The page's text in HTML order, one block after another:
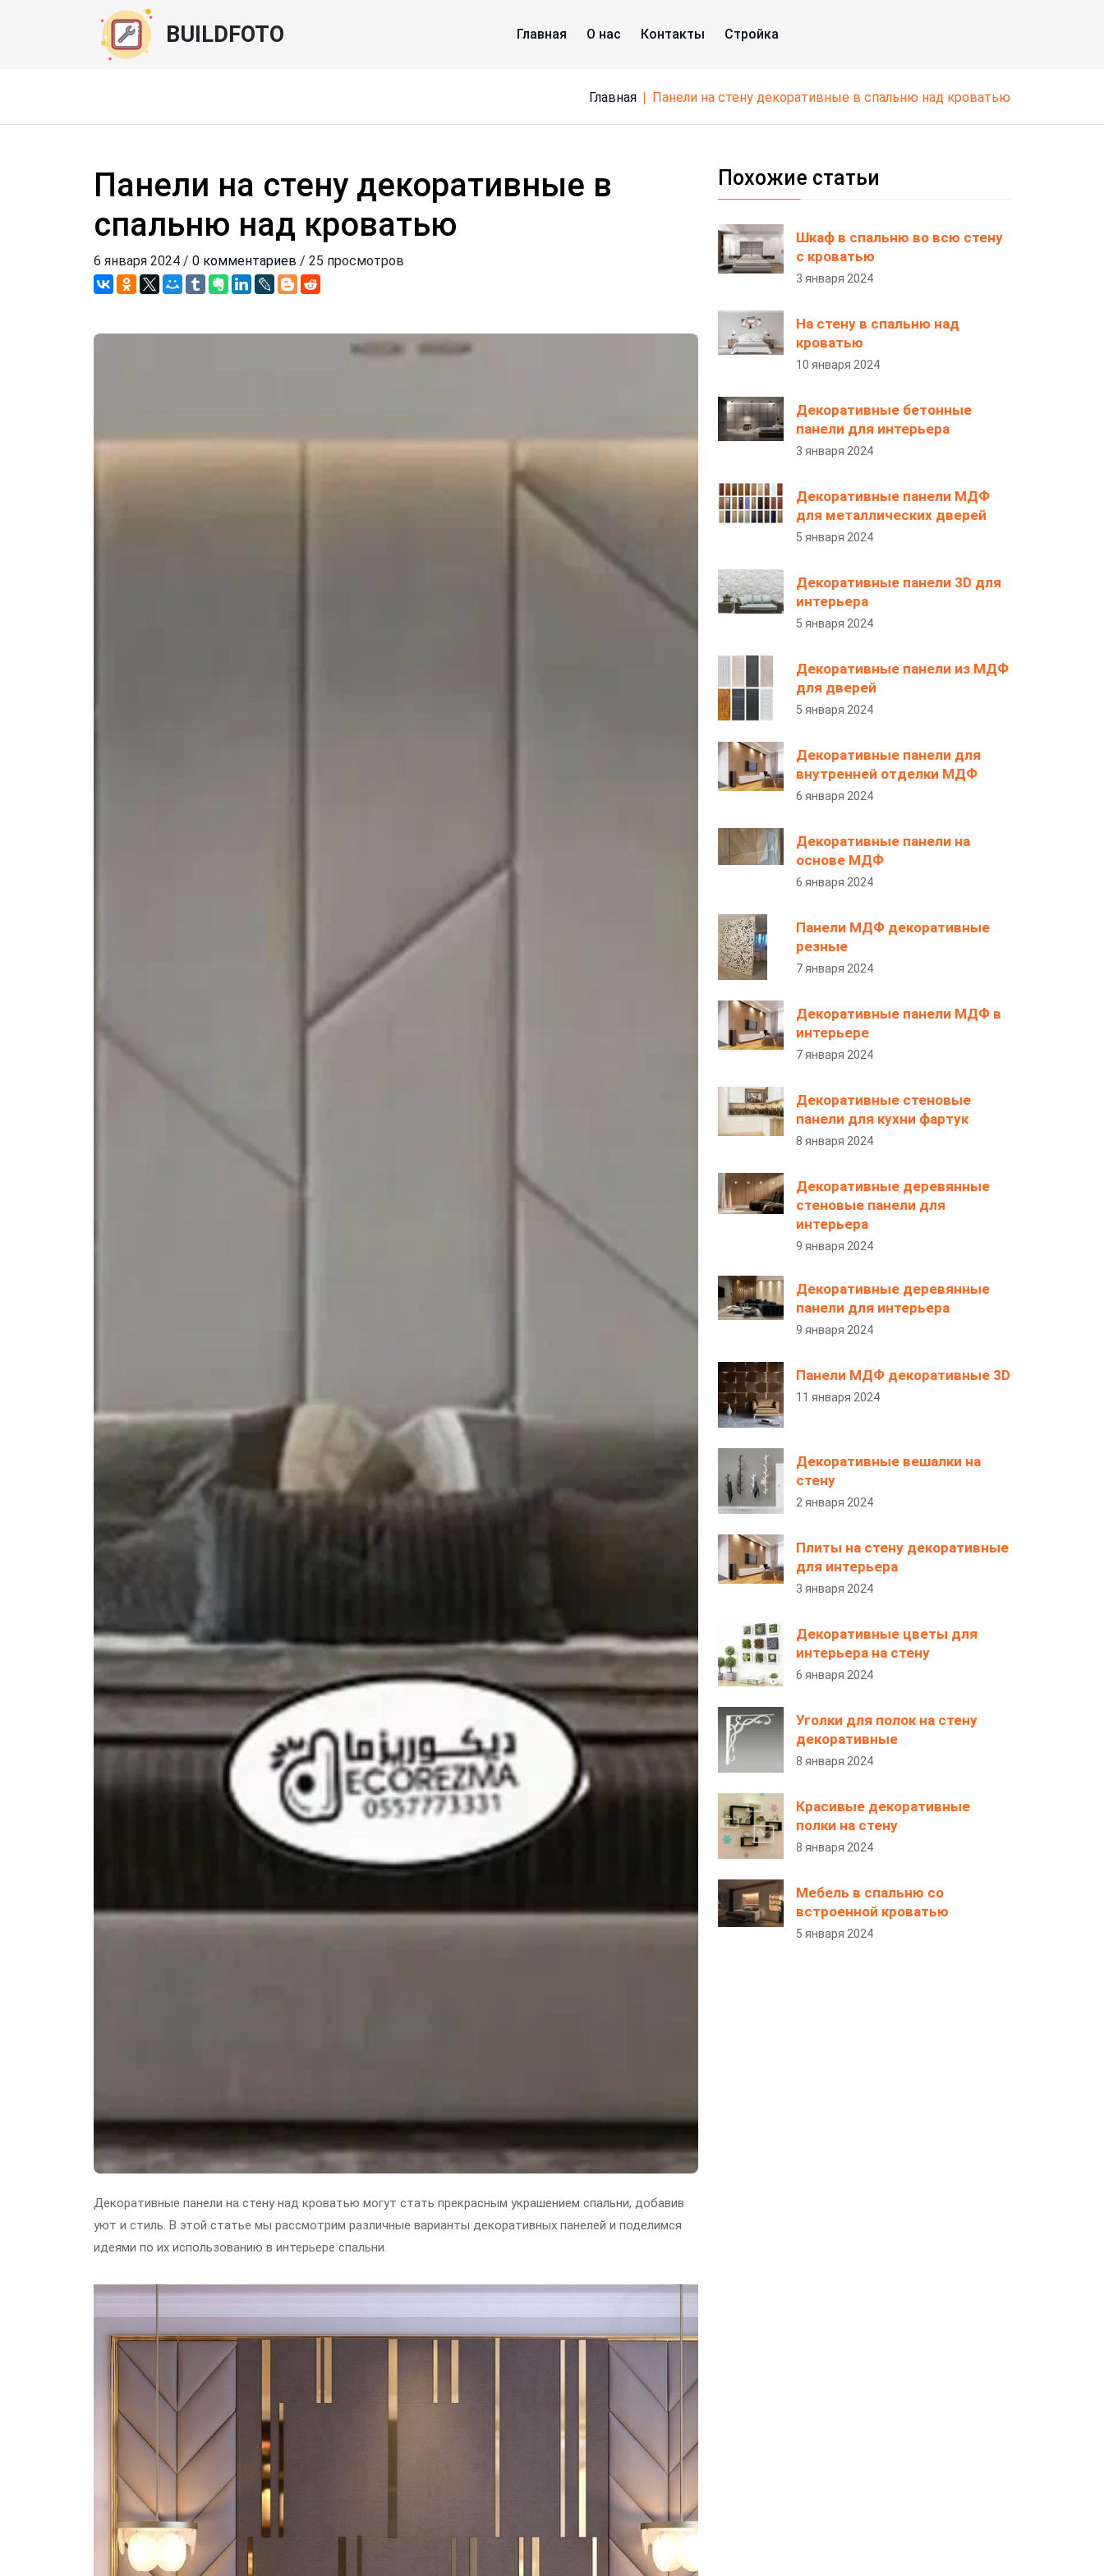
BUILDFOTO Главная О нас Контакты Стройка
Главная панели на стену декоративные в спальню над кроватью
Панели на стену декоративные в
спальню над кроватью
6 января 2024 / 0 комментариев / 25 просмотров
Декоративные панели на стену над кроватью могут стать прекрасным украшением спальни, добавив
уют и стиль. В этой статье мы рассмотрим различные варианты декоративных панелей и поделимся
идеями по их использованию в интерьере спальни.
Похожие статьи
Шкаф в спальню во всю стену
с кроватью
3 января 2024
На стену в спальню над
кроватью
10 января 2024
Декоративные бетонные
панели для интерьера
3 января 2024
Декоративные панели МДФ
для металлических дверей
5 января 2024
Декоративные панели 3D для
интерьера
5 января 2024
Декоративные панели из МДФ
для дверей
5 января 2024
Декоративные панели для
внутренней отделки МДФ
6 января 2024
Декоративные панели на
основе МДФ
6 января 2024
Панели МДФ декоративные
резные
7 января 2024
Декоративные панели МДФ в
интерьере
7 января 2024
Декоративные стеновые
панели для кухни фартук
8 января 2024
Декоративные деревянные
стеновые панели для
интерьера
9 января 2024
Декоративные деревянные
панели для интерьера
9 января 2024
Панели МДФ декоративные 3D
11 января 2024
Декоративные вешалки на
стену
2 января 2024
Плиты на стену декоративные
для интерьера
3 января 2024
Декоративные цветы для
интерьера на стену
6 января 2024
Уголки для полок на стену
декоративные
8 января 2024
Красивые декоративные
полки на стену
8 января 2024
Мебель в спальню со
встроенной кроватью
5 января 2024